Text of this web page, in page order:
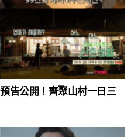
告公開！齊聚山村一日三